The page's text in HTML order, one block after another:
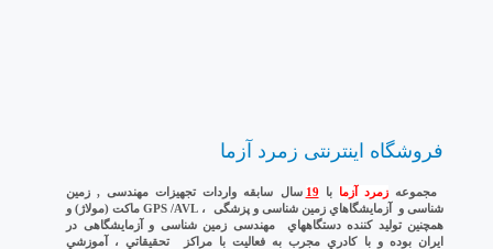
فروشگاه اینترنتی زمرد آزما
مجموعهزمرد آزما با 19 سال سابقه واردات تجهيزات مهندسی , زمین
شناسی و آزمايشگاهاي زمین شناسی و پزشگی ، GPS /AVL ماکت (مولاژ) و
همچنين توليد كننده دستگاههاي مهندسی زمین شناسی و آزمایشگاهی در
ايران بوده و با كادري مجرب به فعاليت با مراكز تحقيقاتي ، آموزشي